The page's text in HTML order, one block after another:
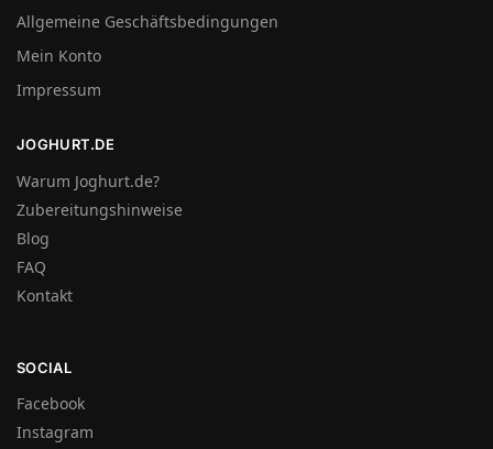
Allgemeine Geschäftsbedingungen
Mein Konto
Impressum
JOGHURT.DE
Warum Joghurt.de?
Zubereitungshinweise
Blog
FAQ
Kontakt
SOCIAL
Facebook
Instagram